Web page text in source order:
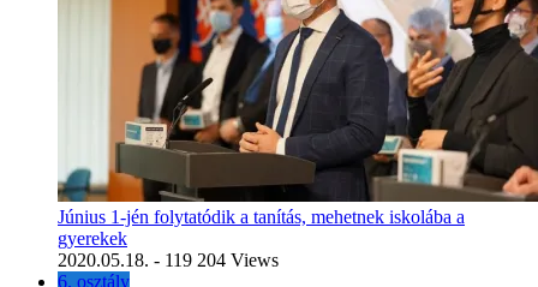
Június 1-jén folytatódik a tanítás, mehetnek iskolába a
gyerekek
2020.05.18. - 119 204 Views
6. osztály